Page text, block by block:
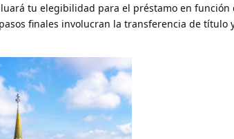
tu elegibilidad para el préstamo en función
finales involucran la transferencia de título